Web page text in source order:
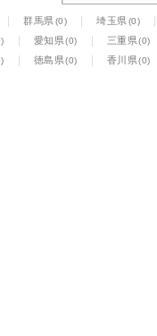
群馬県(0) 埼玉県(0)
愛知県(0) 三重県(0)
徳島県(0) 香川県(0)